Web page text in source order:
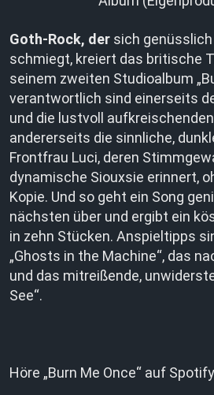
Goth-Rock, der sich genüsslich
schmiegt, kreiert das britische
seinem zweiten Studioalbum
verantwortlich sind einerseits
und die lustvoll
andererseits die sinnliche,
Frontfrau Luci, deren
dynamische Siouxsie erinnert,
Kopie. Und so geht ein Song
nächsten über und ergibt ein
in zehn Stücken. Anspieltipps
„Ghosts in the Machine“, das
und das mitreißende,
See“.
Höre „Burn Me Once“ auf